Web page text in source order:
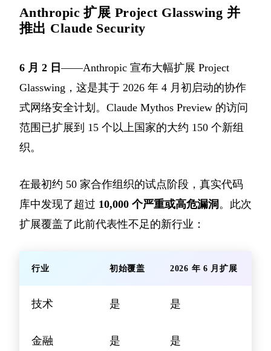
Anthropic 扩展 Project Glasswing 并
推出 Claude Security
6 月 2 日——Anthropic 宣布大幅扩展 Project
Glasswing，这是其于 2026 年 4 月初启动的协作
式网络安全计划。Claude Mythos Preview 的访问
范围已扩展到 15 个以上国家的大约 150 个新组
织。
在最初约 50 家合作组织的试点阶段，真实代码
库中发现了超过 10,000 个严重或高危漏洞 。此次
扩展覆盖了此前代表性不足的新行业：
行业 初始覆盖 2026 年 6 月扩展
技术 是 是
金融 是 是